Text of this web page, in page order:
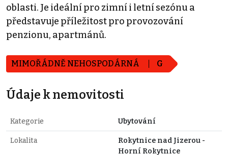
oblasti. Je ideální pro zimní i letní sezónu a
představuje příležitost pro provozování
penzionu, apartmánů.
MIMOŘÁDNĚ NEHOSPODÁRNÁ G
Údaje k nemovitosti
Kategorie Ubytování
Lokalita
Rokytnice nad Jizerou -
Horní Rokytnice